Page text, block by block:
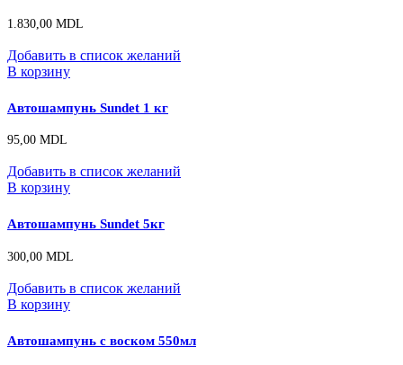
1.830,00 MDL
Добавить в список желаний
В корзину
Автошампунь Sundet 1 кг
95,00 MDL
Добавить в список желаний
В корзину
Автошампунь Sundet 5кг
300,00 MDL
Добавить в список желаний
В корзину
Автошампунь с воском 550мл